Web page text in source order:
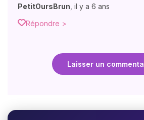
PetitOursBrun il y a 6 ans
Répondre >
Laisser un